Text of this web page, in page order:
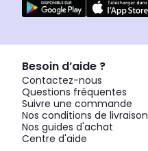
Besoin d’aide ?
Contactez-nous
Questions fréquentes
Suivre une commande
Nos conditions de livraison
Nos guides d'achat
Centre d'aide